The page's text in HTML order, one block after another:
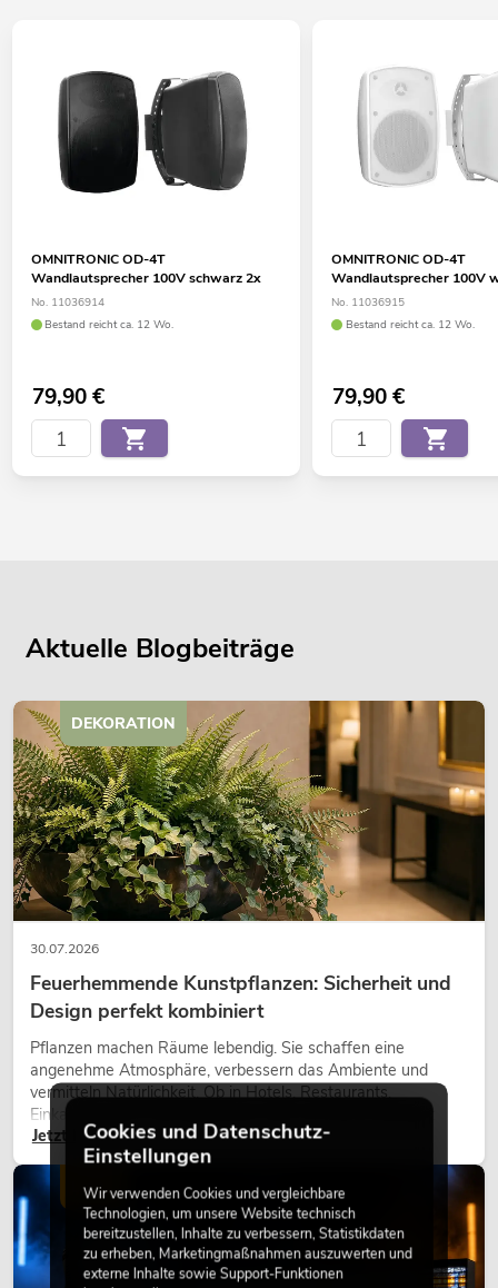
OMNITRONIC OD-4T
Wandlautsprecher 100V schwarz 2x
No. 11036914
Bestand reicht ca. 12 Wo.
79,90€
OMNITRONIC OD-4T
Wandlautsprecher 100V
No. 11036915
Bestand reicht ca. 12 Wo.
79,90€
Aktuelle Blogbeiträge
30.07.2026
Feuerhemmende Kunstpflanzen: Sicherheit und
Design perfekt kombiniert
Pflanzen machen Räume lebendig. Sie schaffen eine
angenehme Atmosphäre, verbessern das Ambiente und
vermitteln Natürlichkeit. Ob in Hotels, Restaurants,
Einkaufszentren, Bürogebäuden oder auf Messeständen:
eine hochwertige Begrünung gehört heute längst zum
modernen Raumkonzept.
Jetzt lesen
DEKORATION
LICHT
Cookies und Datenschutz-
Einstellungen
Wir verwenden Cookies und vergleichbare
Technologien, um unsere Website technisch
bereitzustellen, Inhalte zu verbessern, Statistikdaten
zu erheben, Marketingmaßnahmen auszuwerten und
externe Inhalte sowie Support-Funktionen